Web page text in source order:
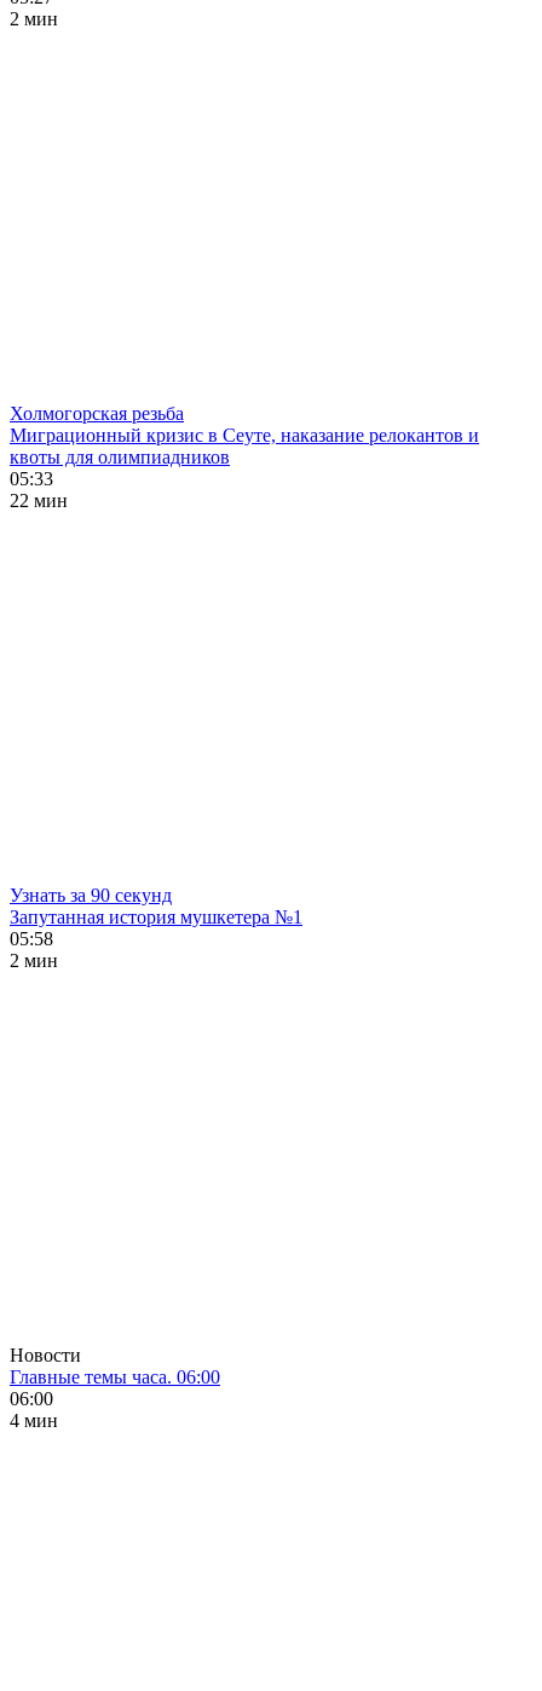
2 мин
Холмогорская резьба
Миграционный кризис в Сеуте, наказание релокантов и
квоты для олимпиадников
05:33
22 мин
Узнать за 90 секунд
Запутанная история мушкетера №1
05:58
2 мин
Новости
Главные темы часа. 06:00
06:00
4 мин